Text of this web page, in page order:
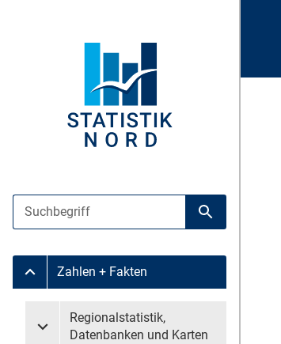
Suche
Suche
Untermenü Zahlen + Fakten
Zahlen + Fakten
Untermenü überspringen
Untermenü Regionalstatistik, Datenbanken
Regionalstatistik,
Datenbanken und Karten